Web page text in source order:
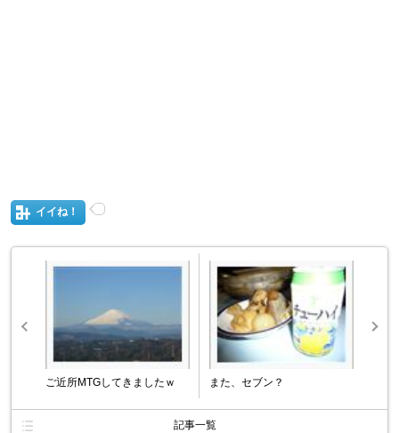
イイね！
ご近所MTGしてきましたｗ また、セブン？
記事一覧